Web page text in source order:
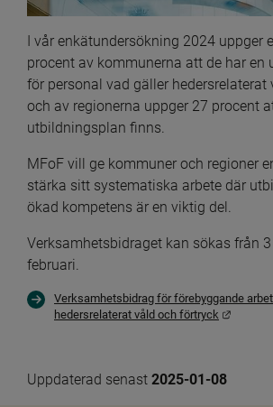
I vår enkätundersökning 2024 uppger
procent av kommunerna att de har en
för personal vad gäller
och av regionerna uppger 27 procent
utbildningsplan finns.
MFoF vill ge kommuner och regioner
stärka sitt systematiska arbete där
ökad kompetens är en viktig del.
Verksamhetsbidraget kan sökas från
februari.
Verksamhetsbidrag för förebyggande
hedersrelaterat våld och förtryck
Uppdaterad senast 2025-01-08